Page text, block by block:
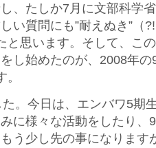
、たしか7月に文部科学
い質問にも”耐えぬき”（
と思います。そして、こ
し始めたのが、2008年
。今日は、エンバワ5期
に様々な活動をしたり、
う少し先の事になります